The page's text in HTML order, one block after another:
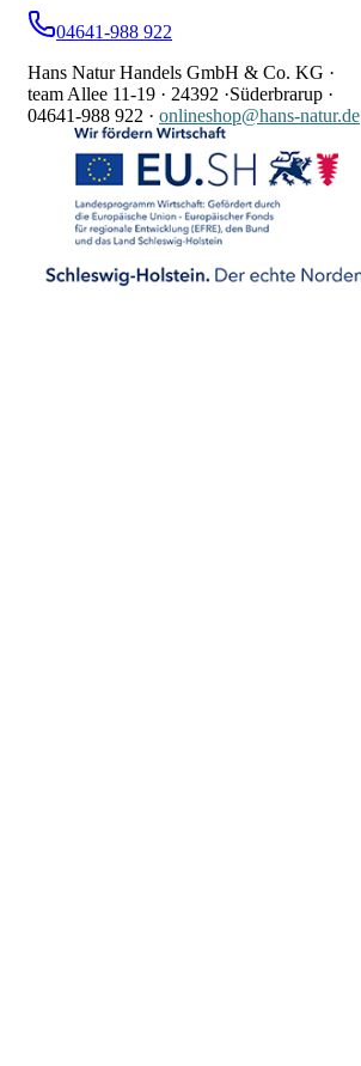
04641-988 922
Hans Natur Handels GmbH & Co. KG ·
team Allee 11-19 · 24392 ·Süderbrarup ·
04641-988 922 · onlineshop@hans-natur.de